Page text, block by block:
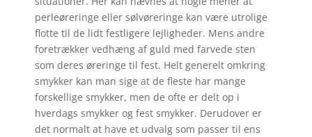
perleøreringe eller sølvøreringe kan være utrolige
flotte til de lidt festligere lejligheder. Mens andre
foretrækker vedhæng af guld med farvede sten
som deres øreringe til fest. Helt generelt omkring
smykker kan man sige at de fleste har mange
forskellige smykker, men de ofte er delt op i
hverdags smykker og fest smykker. Derudover er
det normalt at have et udvalg som passer til ens